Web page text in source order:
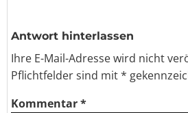
Antwort hinterlassen
Ihre E-Mail-Adresse wird nicht
Pflichtfelder sind mit *
Kommentar*